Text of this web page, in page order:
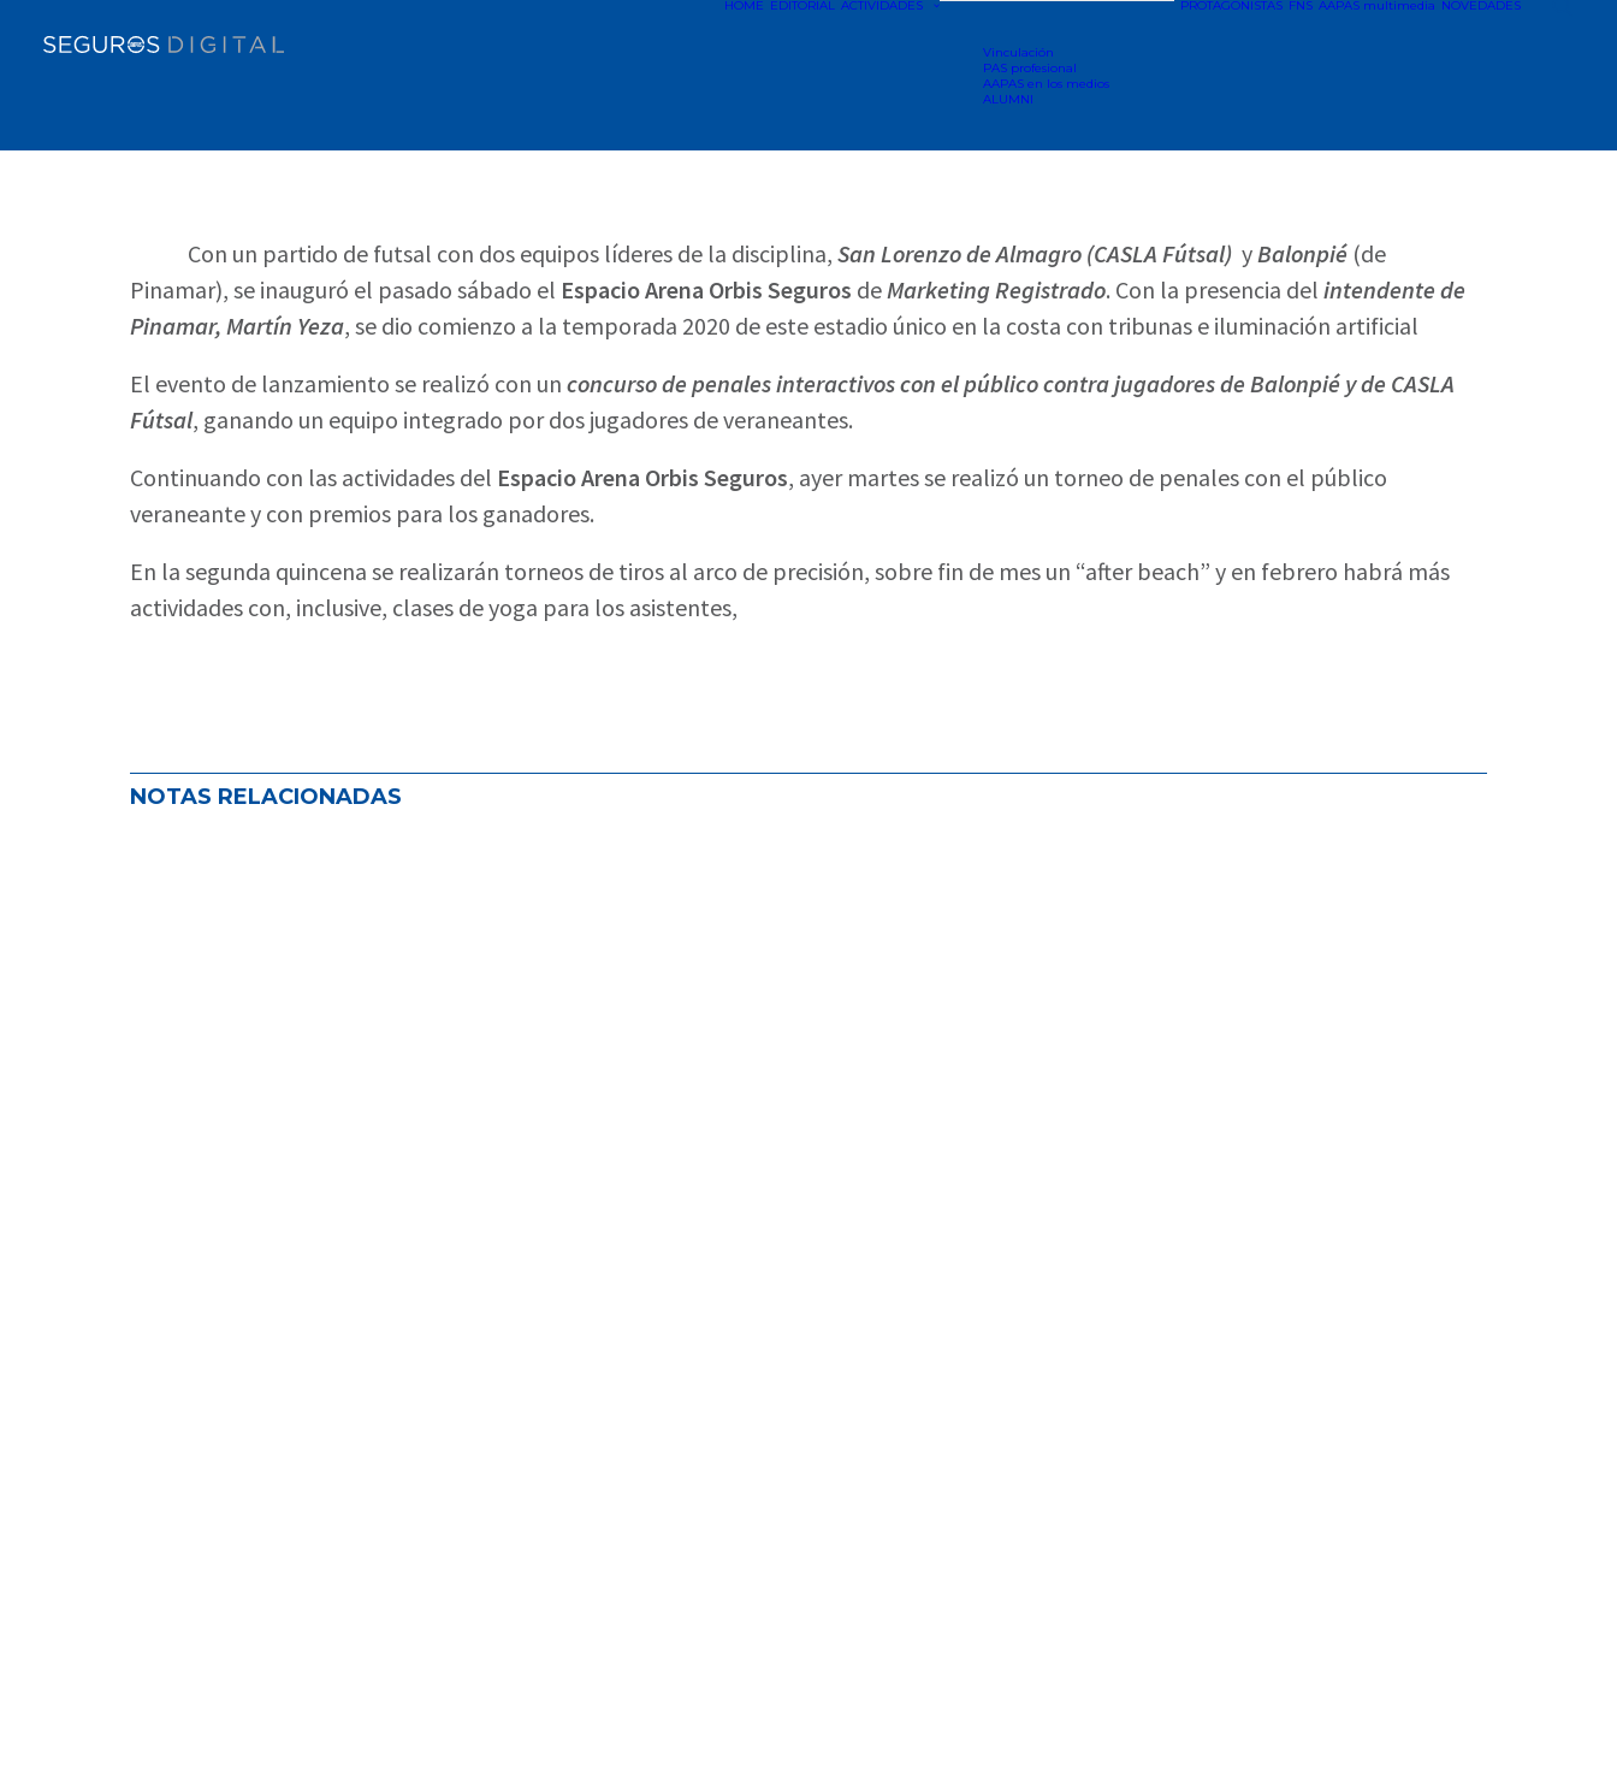
HOME EDITORIAL ACTIVIDADES
Vinculación
PAS profesional
AAPAS en los medios
ALUMNI
PROTAGONISTAS FNS AAPAS multimedia NOVEDADES
Con un partido de futsal con dos equipos líderes de la disciplina, San Lorenzo de Almagro (CASLA Fútsal) yBalonpié (de
Pinamar), se inauguró el pasado sábado el EspacioArena Orbis Seguros deMarketing Registrado. Con la presencia del intendente de
Pinamar, Martín Yeza, se dio comienzo a la temporada 2020 de este estadio único en la costa con tribunas e iluminación artificial
El evento de lanzamiento se realizó con un concurso de penales interactivos con el público contra jugadores de Balonpié y de CASLA
Fútsal, ganando un equipo integrado por dos jugadores de veraneantes.
Continuando con las actividades del Espacio Arena Orbis Seguros, ayer martes se realizó un torneo de penales con el público
veraneante y con premios para los ganadores.
En la segunda quincena se realizarán torneos de tiros al arco de precisión, sobre fin de mes un “after beach” y en febrero habrá más
actividades con, inclusive, clases de yoga para los asistentes,
NOTAS RELACIONADAS